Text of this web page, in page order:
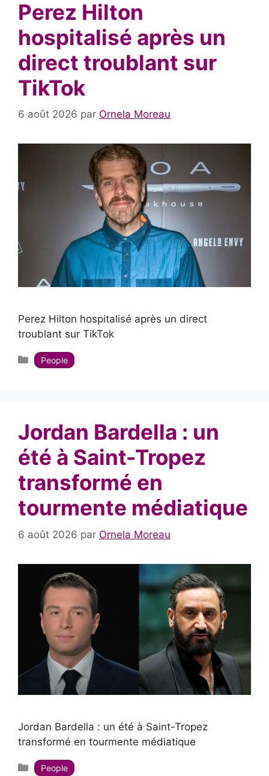
Perez Hilton
hospitalisé après un
direct troublant sur
TikTok
6 août 2026 par Ornela Moreau
Perez Hilton hospitalisé après un direct
troublant sur TikTok
Catégories
People
Jordan Bardella : un
été à Saint-Tropez
transformé en
tourmente médiatique
6 août 2026 par Ornela Moreau
Jordan Bardella : un été à Saint-Tropez
transformé en tourmente médiatique
Catégories
People